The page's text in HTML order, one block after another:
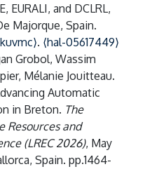
EURALI, and DCLRL,
Majorque, Spain.
. ⟨hal-05617449⟩
Grobol, Wassim
Mélanie Jouitteau.
Automatic
in Breton. The
Resources and
(LREC 2026), May
Spain. pp.1464-